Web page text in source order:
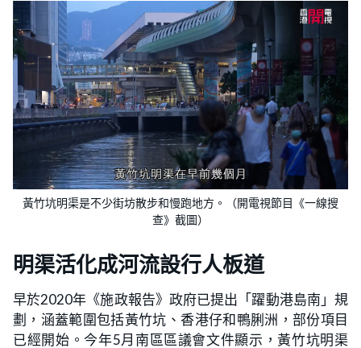
黃竹坑明渠是不少街坊散步和慢跑地方。（開電視節目《一線搜
查》截圖）
明渠活化成河流設行人板道
早於2020年《施政報告》政府已提出「躍動港島南」規
劃，涵蓋範圍包括黃竹坑、香港仔和鴨脷洲，部份項目
已經開始。今年5月南區區議會文件顯示，黃竹坑明渠